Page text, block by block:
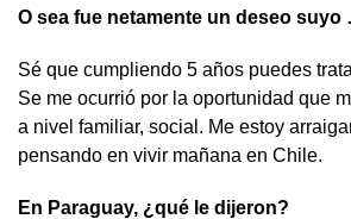
O sea fue netamente un deseo suyo
Sé que cumpliendo 5 años puedes
Se me ocurrió por la oportunidad que
a nivel familiar, social. Me estoy
pensando en vivir mañana en Chile.
En Paraguay, ¿qué le dijeron?